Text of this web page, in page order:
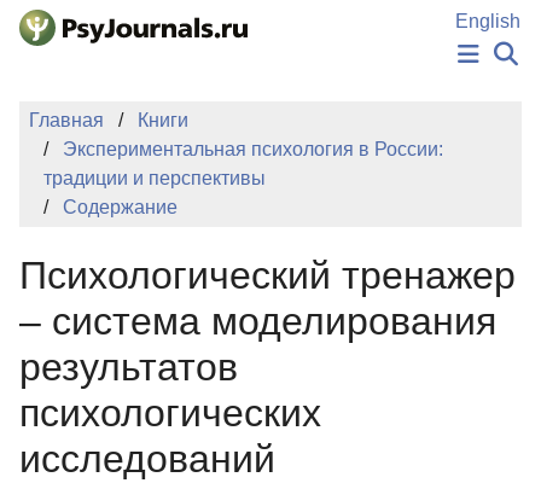
Перейти к основному содержанию
English
ПОДАТЬ РУКОПИСЬ
Регистрация
Вход
Главная
Книги
Экспериментальная психология в России:
традиции и перспективы
Содержание
Психологический тренажер
– система моделирования
результатов
психологических
исследований